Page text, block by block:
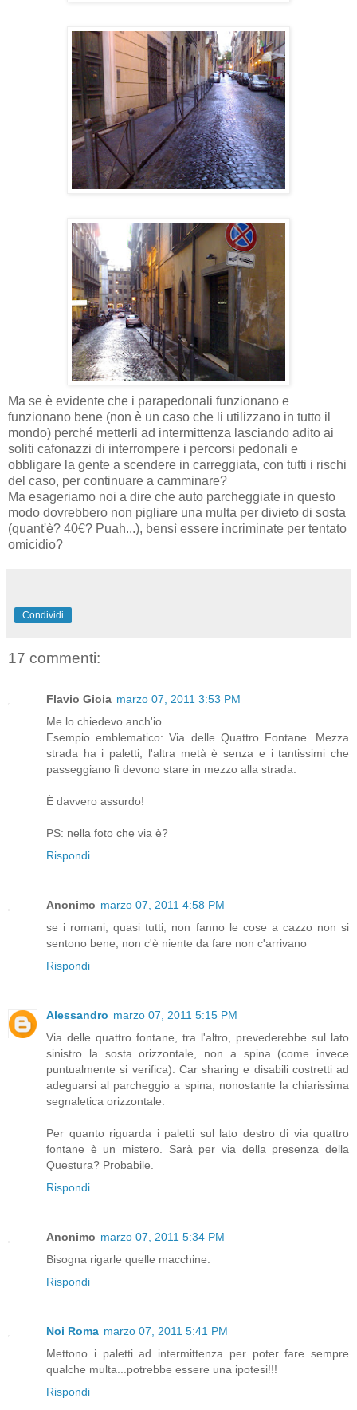
Ma se è evidente che i parapedonali funzionano e
funzionano bene (non è un caso che li utilizzano in tutto il
mondo) perché metterli ad intermittenza lasciando adito ai
soliti cafonazzi di interrompere i percorsi pedonali e
obbligare la gente a scendere in carreggiata, con tutti i rischi
del caso, per continuare a camminare?
Ma esageriamo noi a dire che auto parcheggiate in questo
modo dovrebbero non pigliare una multa per divieto di sosta
(quant'è? 40€? Puah...), bensì essere incriminate per tentato
omicidio?
Condividi
17 commenti:
Flavio Gioia marzo 07, 2011 3:53 PM
Me lo chiedevo anch'io.
Esempio emblematico: Via delle Quattro Fontane. Mezza
strada ha i paletti, l'altra metà è senza e i tantissimi che
passeggiano lì devono stare in mezzo alla strada.
È davvero assurdo!
PS: nella foto che via è?
Rispondi
Anonimo marzo 07, 2011 4:58 PM
se i romani, quasi tutti, non fanno le cose a cazzo non si
sentono bene, non c'è niente da fare non c'arrivano
Rispondi
Alessandro marzo 07, 2011 5:15 PM
Via delle quattro fontane, tra l'altro, prevederebbe sul lato
sinistro la sosta orizzontale, non a spina (come invece
puntualmente si verifica). Car sharing e disabili costretti ad
adeguarsi al parcheggio a spina, nonostante la chiarissima
segnaletica orizzontale.
Per quanto riguarda i paletti sul lato destro di via quattro
fontane è un mistero. Sarà per via della presenza della
Questura? Probabile.
Rispondi
Anonimo marzo 07, 2011 5:34 PM
Bisogna rigarle quelle macchine.
Rispondi
Noi Roma marzo 07, 2011 5:41 PM
Mettono i paletti ad intermittenza per poter fare sempre
qualche multa...potrebbe essere una ipotesi!!!
Rispondi